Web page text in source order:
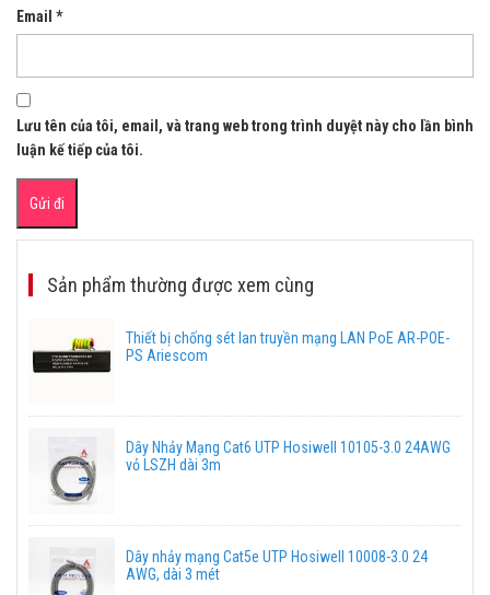
Email *
Lưu tên của tôi, email, và trang web trong trình duyệt này cho lần bình
luận kế tiếp của tôi.
Sản phẩm thường được xem cùng
Thiết bị chống sét lan truyền mạng LAN PoE AR-POE-
PS Ariescom
Dây Nhảy Mạng Cat6 UTP Hosiwell 10105-3.0 24AWG
vỏ LSZH dài 3m
Dây nhảy mạng Cat5e UTP Hosiwell 10008-3.0 24
AWG, dài 3 mét